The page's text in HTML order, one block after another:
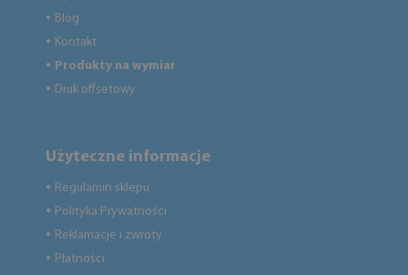
● Blog
● Kontakt
● Produkty na wymiar
● Druk offsetowy
Użyteczne informacje
● Regulamin sklepu
● Polityka Prywatności
● Reklamacje i zwroty
● Płatności